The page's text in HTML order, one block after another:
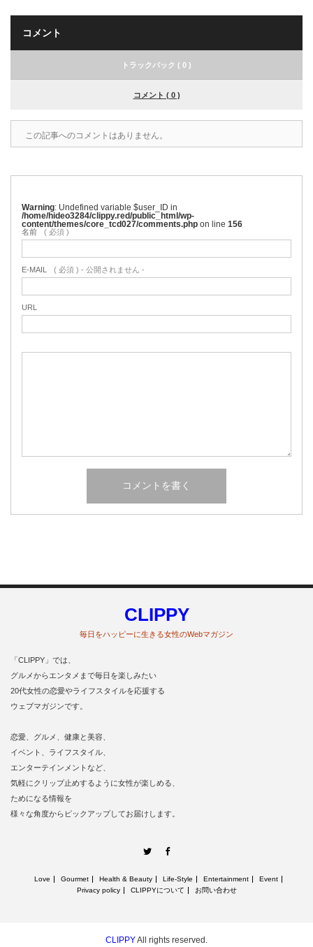
コメント
トラックバック ( 0 )
コメント ( 0 )
この記事へのコメントはありません。
Warning : Undefined variable $user_ID in
/home/hideo3284/clippy.red/public_html/wp-
content/themes/core_tcd027/comments.php on line 156
名前 ( 必須 )
E-MAIL ( 必須 ) - 公開されません -
URL
CLIPPY
毎日をハッピーに生きる女性のWebマガジン
「CLIPPY」では、
グルメからエンタメまで毎日を楽しみたい
20代女性の恋愛やライフスタイルを応援する
ウェブマガジンです。
恋愛、グルメ、健康と美容、
イベント、ライフスタイル、
エンターテインメントなど、
気軽にクリップ止めするように女性が楽しめる、
ためになる情報を
様々な角度からピックアップしてお届けします。
Twitter
Love Gourmet Health & Beauty Life‐Style Entertainment
Event
Privacy policy
CLIPPYについて お問い合わせ
CLIPPYAll rights reserved.